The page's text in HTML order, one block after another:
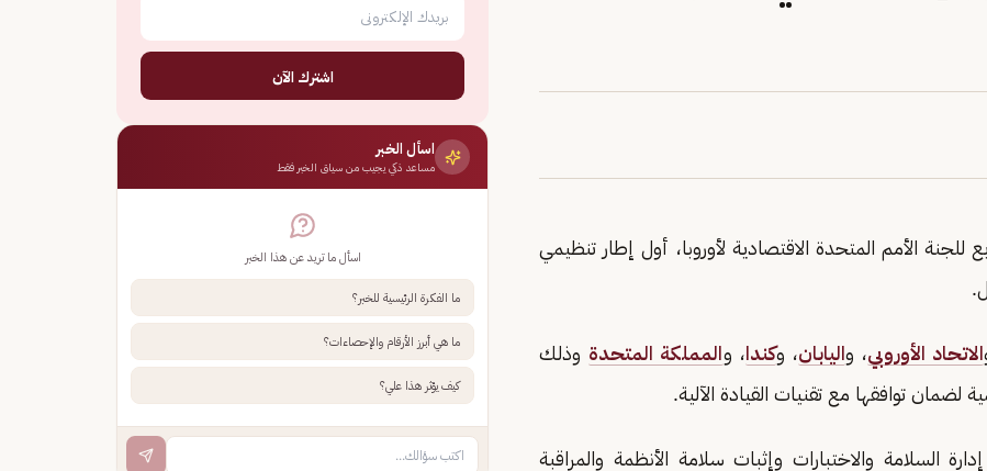
للجنة الأمم المتحدة الاقتصادية لأوروبا، أول إطار تنظيمي
الاتحاد الأوروبي، واليابان، وكندا، والمملكة المتحدة وذلك
السلامة والاختبارات وإثبات سلامة الأنظمة والمراقبة
اشترك الآن
اسأل الخبر
مساعد ذكي يجيب من سياق الخبر فقط
اسأل ما تريد عن هذا الخبر
ما الفكرة الرئيسية للخبر؟
ما هي أبرز الأرقام والإحصاءات؟
كيف يؤثر هذا علي؟